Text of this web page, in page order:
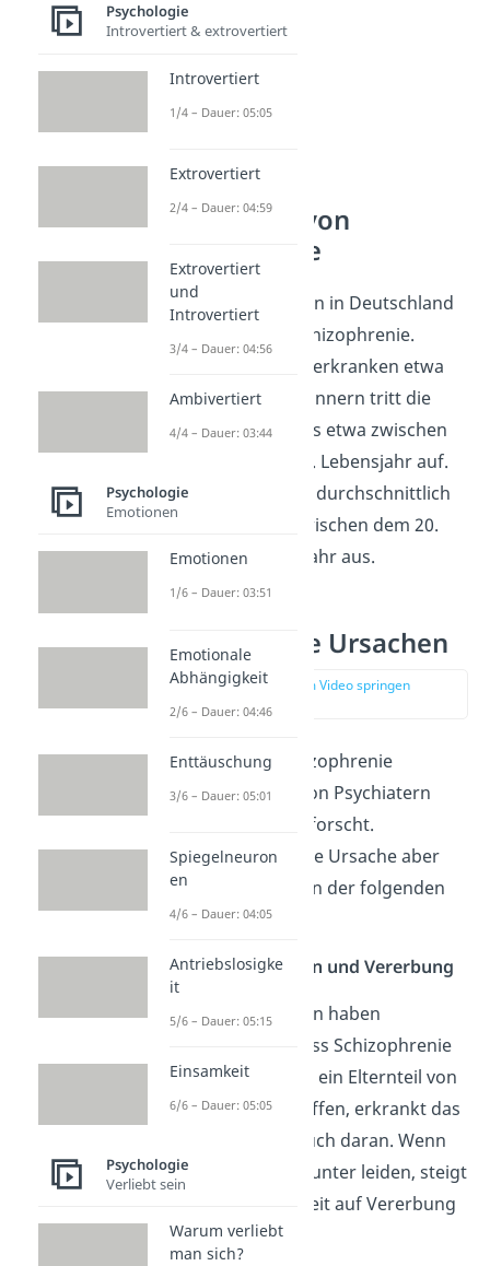
Verbreitung von
Schizophrenie
Von 10 000 Menschen in Deutschland
leiden etwa 25 an Schizophrenie.
Männer und Frauen erkranken etwa
gleich häufig. Bei Männern tritt die
Erkrankung meistens etwa zwischen
dem 15. und dem 25. Lebensjahr auf.
Bei Frauen bricht sie durchschnittlich
erst etwas später zwischen dem 20.
und den 35. Lebensjahr aus.
Schizophrenie Ursachen
zur Stelle im Video springen
Wie genau eine Schizophrenie
ausgelöst wird, ist von Psychiatern
noch nicht genau erforscht.
Wahrscheinlich ist die Ursache aber
ein Zusammenwirken der folgenden
Faktoren:
Genetische Ursachen und Vererbung
Verschiedene Studien haben
herausgefunden, dass Schizophrenie
vererbbar ist. Ist nur ein Elternteil von
Schizophrenie betroffen, erkrankt das
Kind zu circa 10 % auch daran. Wenn
beide Elternteile darunter leiden, steigt
die Wahrscheinlichkeit auf Vererbung
auf ungefähr 40 %.
Psychologie
Introvertiert & extrovertiert
Introvertiert
1/4 – Dauer: 05:05
Extrovertiert
2/4 – Dauer: 04:59
Extrovertiert
und
Introvertiert
3/4 – Dauer: 04:56
Ambivertiert
4/4 – Dauer: 03:44
Psychologie
Emotionen
Emotionen
1/6 – Dauer: 03:51
Emotionale
Abhängigkeit
2/6 – Dauer: 04:46
Enttäuschung
3/6 – Dauer: 05:01
Spiegelneuron
en
4/6 – Dauer: 04:05
Antriebslosigke
it
5/6 – Dauer: 05:15
Einsamkeit
6/6 – Dauer: 05:05
Psychologie
Verliebt sein
Warum verliebt
man sich?